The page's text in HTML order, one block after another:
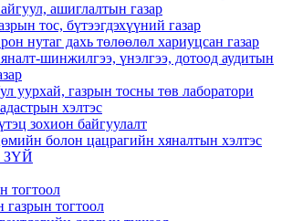
ашиглалтын газар
тос, бүтээгдэхүүний газар
нутаг дахь төлөөлөл хариуцсан газар
шинжилгээ, үнэлгээ, дотоод аудитын
уурхай, газрын тосны төв лаборатори
хэлтэс
зохион байгуулалт
болон цацрагийн хяналтын хэлтэс
ЗҮЙ
газрын тогтоол